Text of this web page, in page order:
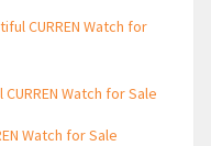
CURREN Watch for
Watch for Sale
Watch for Sale